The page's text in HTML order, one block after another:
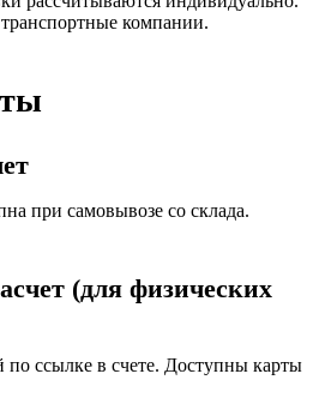
компании.
при самовывозе со склада.
(для физических
по ссылке в счете. Доступны карты